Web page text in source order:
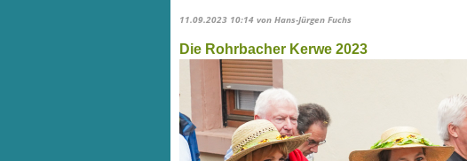
11.09.2023 10:14 von Hans-Jürgen Fuchs
Die Rohrbacher Kerwe 2023